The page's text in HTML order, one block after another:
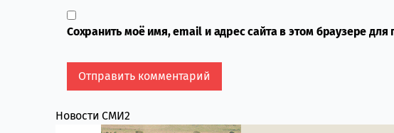
Сохранить моё имя, email и адрес сайта в этом браузере
Новости СМИ2